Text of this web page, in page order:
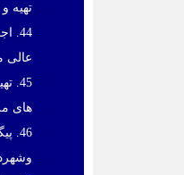
تهیه
عالی مصوب 2/7/
45.
های
46.